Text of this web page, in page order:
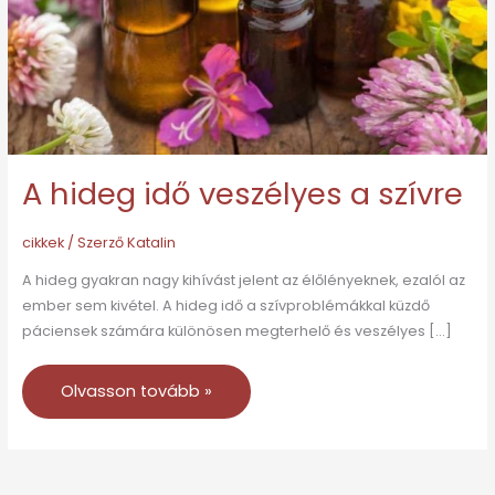
A hideg idő veszélyes a szívre
cikkek/ SzerzőKatalin
A hideg gyakran nagy kihívást jelent az élőlényeknek, ezalól az
ember sem kivétel. A hideg idő a szívproblémákkal küzdő
páciensek számára különösen megterhelő és veszélyes […]
szívre
Olvasson tovább »